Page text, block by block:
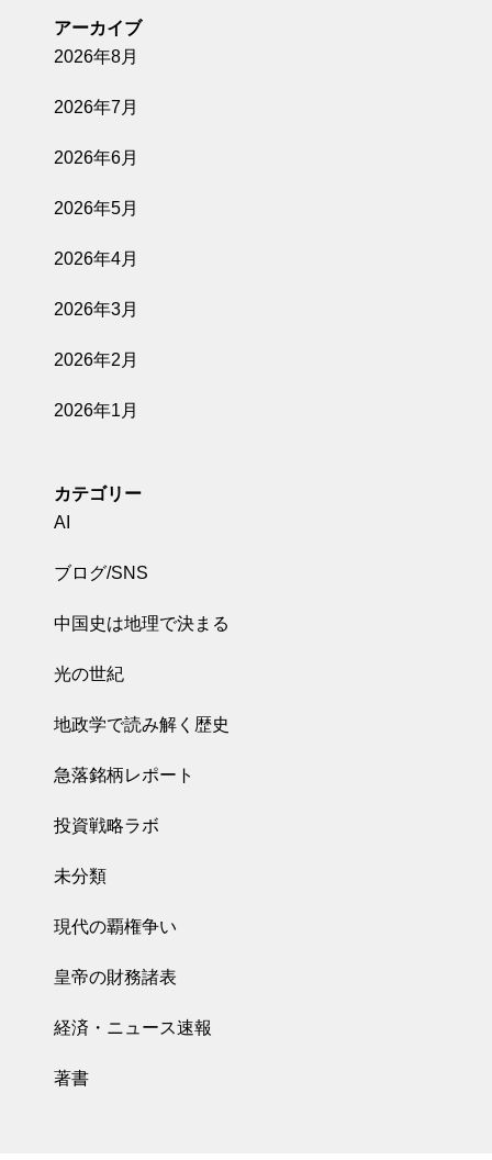
か
アーカイブ
2026年8月
2026年7月
2026年6月
2026年5月
2026年4月
2026年3月
2026年2月
2026年1月
カテゴリー
AI
ブログ/SNS
中国史は地理で決まる
光の世紀
地政学で読み解く歴史
急落銘柄レポート
投資戦略ラボ
未分類
現代の覇権争い
皇帝の財務諸表
経済・ニュース速報
著書